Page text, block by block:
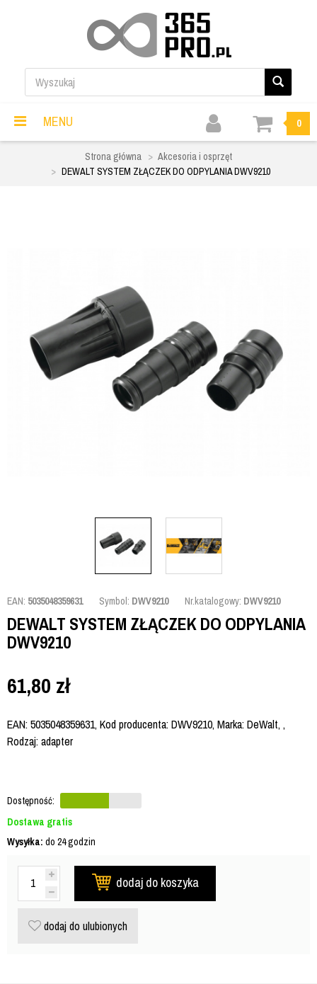
MENU 0
Strona główna
Akcesoria i osprzęt
DEWALT SYSTEM ZŁĄCZEK DO ODPYLANIA DWV9210
EAN: 5035048359631 Symbol: DWV9210 Nr.katalogowy: DWV9210
DEWALT SYSTEM ZŁĄCZEK DO ODPYLANIA
DWV9210
61,80 zł
EAN: 5035048359631, Kod producenta: DWV9210, Marka: DeWalt, ,
Rodzaj: adapter
Dostępność:
Dostawa gratis
Wysyłka: do 24 godzin
dodaj do koszyka
dodaj do ulubionych